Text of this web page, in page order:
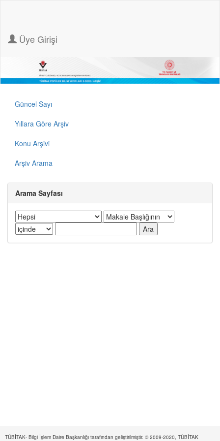
Üye Girişi
Güncel Sayı
Yıllara Göre Arşiv
Konu Arşivi
Arşiv Arama
Arama Sayfası
TÜBİTAK- Bilgi İşlem Daire Başkanlığı tarafından geliştirilmiştir. © 2009-2020, TÜBİTAK